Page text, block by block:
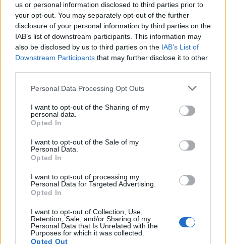
us or personal information disclosed to third parties prior to
your opt-out. You may separately opt-out of the further
disclosure of your personal information by third parties on the
IAB’s list of downstream participants. This information may
also be disclosed by us to third parties on the IAB’s List of
Downstream Participants that may further disclose it to other
Personal Data Processing Opt Outs
I want to opt-out of the Sharing of my
personal data.
Opted In
I want to opt-out of the Sale of my
Personal Data.
Opted In
I want to opt-out of processing my
Personal Data for Targeted Advertising.
Opted In
I want to opt-out of Collection, Use,
Retention, Sale, and/or Sharing of my
Personal Data that Is Unrelated with the
Purposes for which it was collected.
Opted Out
Τραγωδία στην Πάρο: Για ανθρωποκτονία από αμέλεια
κατηγορούνται οι γονείς του 4χρονου και ο ιδιοκτήτης
του beach bar
Νέα διοίκηση για το Κέντρο Κρητικής Λογοτεχνίας
Στα ύψη το Σάββατο (08/08) ο υδράργυρος: Σε ποια
περιοχή το θερμόμετρο έδειξε 39,5 (πίνακας)
Μπάλος: Επίσκεψη με… ραντεβού - Τι σχεδιάζεται για την
διάσημη παραλία
Από τη Νέα Αλικαρνασσό στη Νίκαια της Γαλλίας με το
ΠΕΡΙΣΣΟΤΕΡΑ